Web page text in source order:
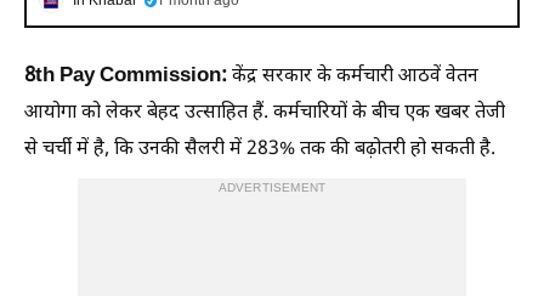
8th Pay Commission:केंद्र सरकार के कर्मचारी आठवें वेतन
आयोगा को लेकर बेहद उत्साहित हैं. कर्मचारियों के बीच एक खबर तेजी
से चर्ची में है, कि उनकी सैलरी में 283% तक की बढ़ोतरी हो सकती है.
ADVERTISEMENT